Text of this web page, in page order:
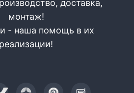
доставка,
монтаж!
- наша помощь в их
реализации!